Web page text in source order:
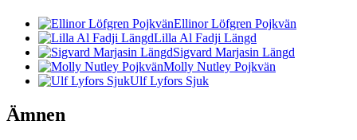
Ellinor Löfgren Pojkvän
Lilla Al Fadji Längd
Sigvard Marjasin Längd
Molly Nutley Pojkvän
Ulf Lyfors Sjuk
Ämnen